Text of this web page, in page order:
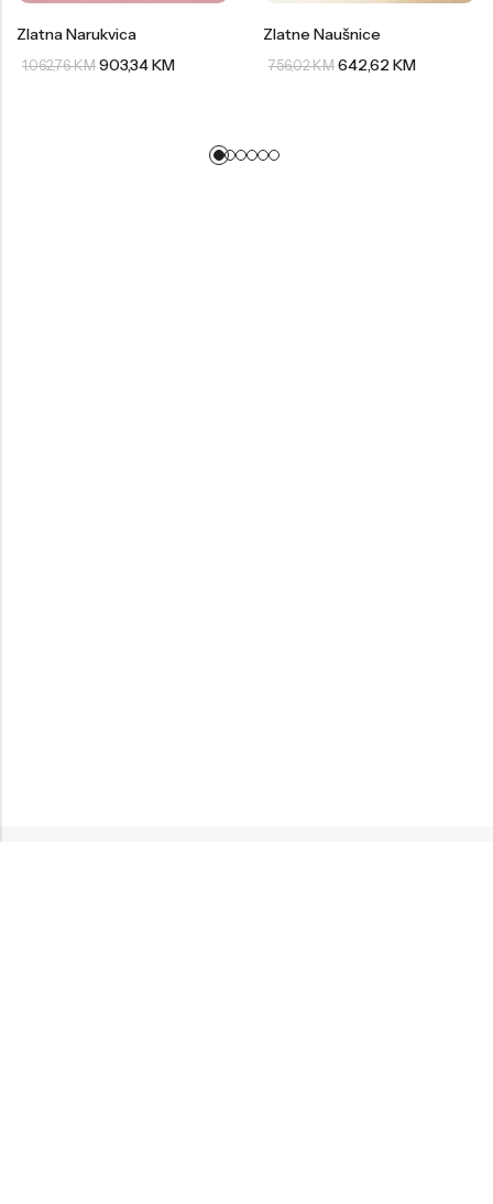
Zlatna Narukvica
1.062,76KM 903,34KM
Zlatne Naušnice
756,02KM 642,62KM